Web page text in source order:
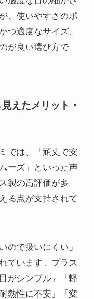
、使いやすさのポ
つ適度なサイズ、
が良い選び方で
えたメリット・
では、「頑丈で安
ーズ」といった声
製の高評価が多
る点が支持されて
ので扱いにくい」
ています。プラス
がシンプル」「軽
熱性に不安」「変